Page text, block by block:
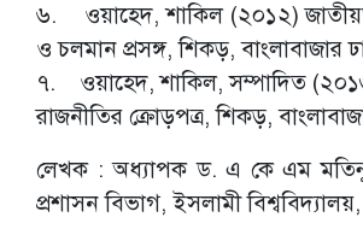
৬. ওয়াহেদ, শাকিল (২০১২)
ও চলমান প্রসঙ্গ, শিকড়, বাংলাবাজার
৭. ওয়াহেদ, শাকিল, সম্পাদিত
রাজনীতির ক্রোড়পত্র, শিকড়,
লেখক : অধ্যাপক ড. এ কে এম
প্রশাসন বিভাগ, ইসলামী বিশ্ববিদ্যালয়,